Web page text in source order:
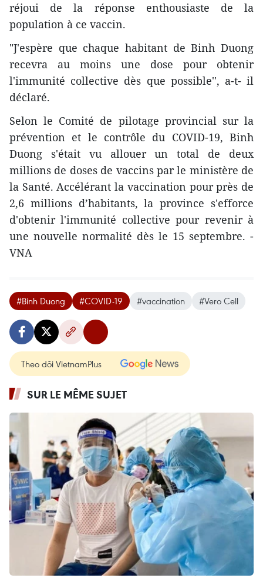
réjoui de la réponse enthousiaste de la
population à ce vaccin.
"J'espère que chaque habitant de Binh Duong
recevra au moins une dose pour obtenir
l'immunité collective dès que possible'', a-t- il
déclaré.
Selon le Comité de pilotage provincial sur la
prévention et le contrôle du COVID-19, Binh
Duong s'était vu allouer un total de deux
millions de doses de vaccins par le ministère de
la Santé. Accélérant la vaccination pour près de
2,6 millions d’habitants, la province s'efforce
d'obtenir l'immunité collective pour revenir à
une nouvelle normalité dès le 15 septembre. -
VNA
#Binh Duong #COVID-19 #vaccination #Vero Cell
Theo dõi VietnamPlus
SUR LE MÊME SUJET